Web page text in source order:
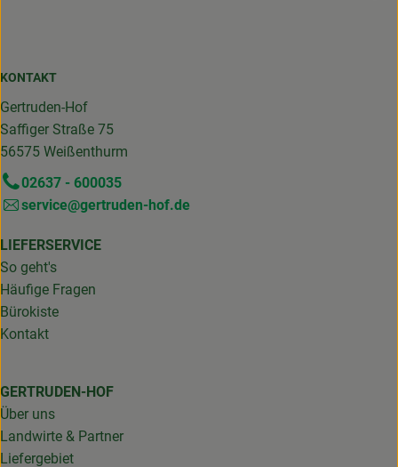
KONTAKT
Gertruden-Hof
Saffiger Straße 75
56575 Weißenthurm
02637 - 600035
service@gertruden-hof.de
LIEFERSERVICE
So geht's
Häufige Fragen
Bürokiste
Kontakt
GERTRUDEN-HOF
Über uns
Landwirte & Partner
Liefergebiet